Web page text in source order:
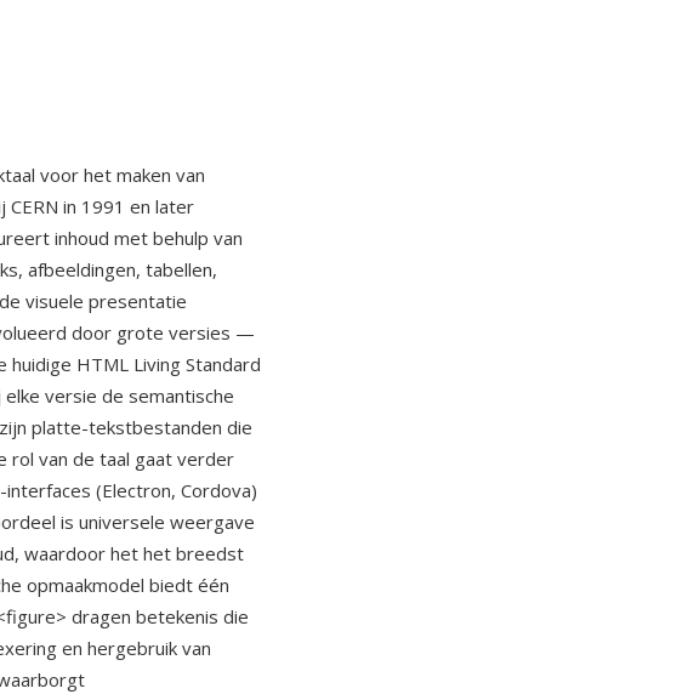
voor het maken van
CERN in 1991 en later
inhoud met behulp van
afbeeldingen, tabellen,
visuele presentatie
door grote versies —
HTML Living Standard
versie de semantische
platte-tekstbestanden die
rol van de taal gaat verder
(Electron, Cordova)
is universele weergave
waardoor het het breedst
opmaakmodel biedt één
dragen betekenis die
en hergebruik van